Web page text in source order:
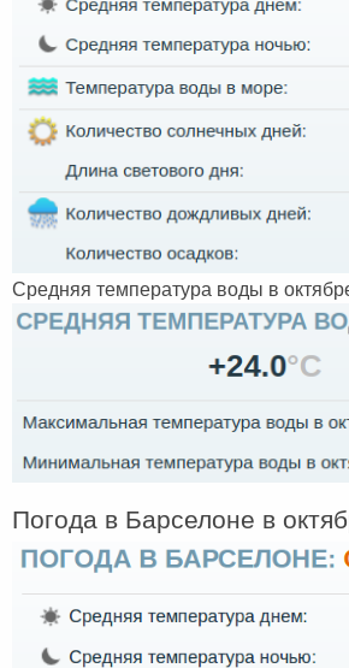
Средняя температура воды в
Погода в Барселоне в